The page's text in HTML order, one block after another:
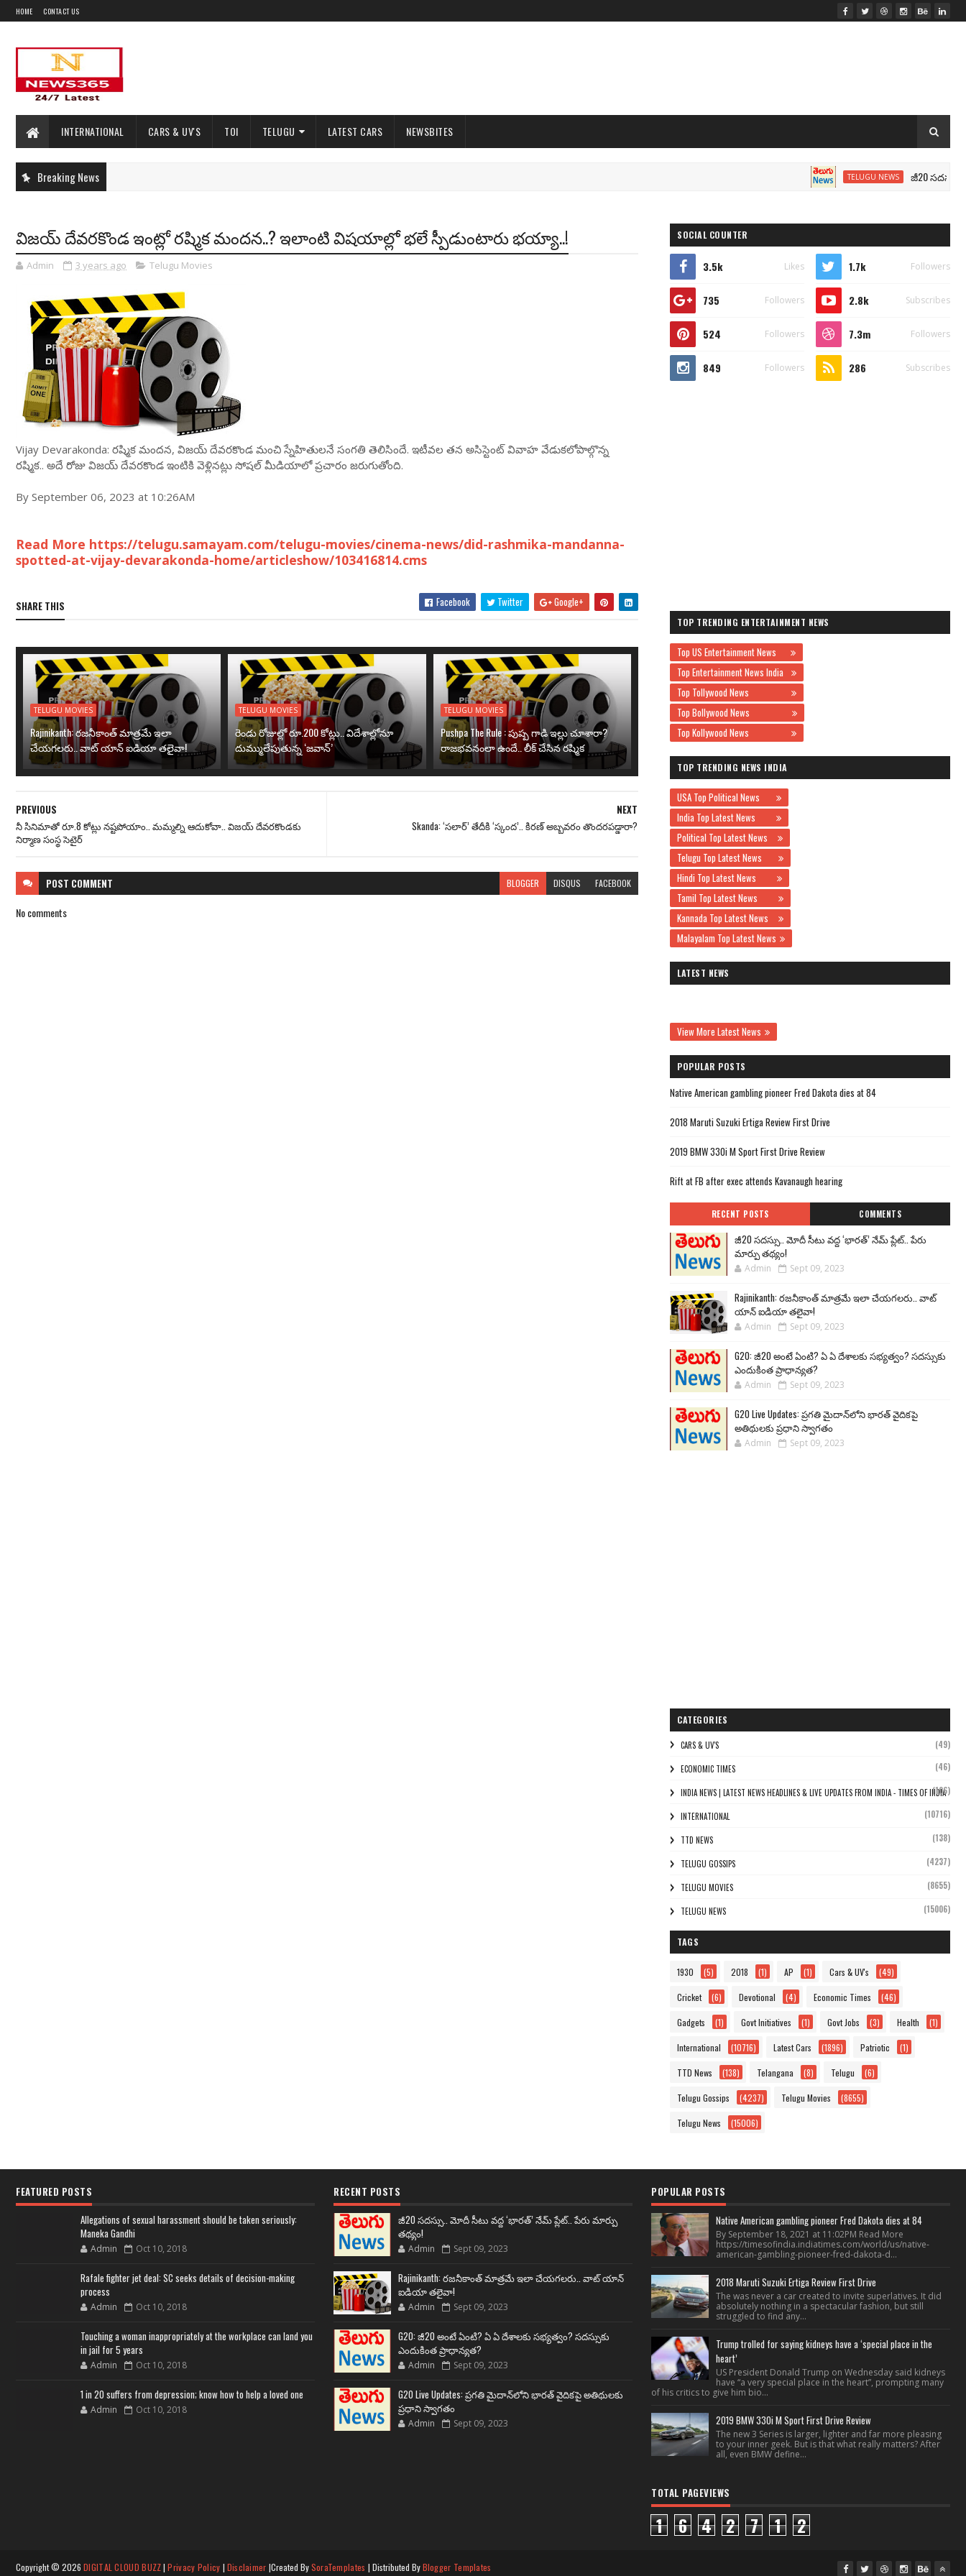
HOME CONTACT US
INTERNATIONAL CARS & UV'S TOI TELUGU LATEST CARS NEWSBITES
Breaking News TELUGU NEWS జీ20 సదస్సు.. మోదీ
విజయ్ దేవరకొండ ఇంట్లో రష్మిక మందన..? ఇలాంటి విషయాల్లో భలే స్పీడుంటారు భయ్యా..!
Admin 3 years ago Telugu Movies
Vijay Devarakonda: రష్మిక మందన, విజయ్ దేవరకొండ మంచి స్నేహితులనే సంగతి తెలిసిందే. ఇటీవల తన అసిస్టెంట్ వివాహ వేడుకలోపాల్గొన్న
రష్మిక.. అదే రోజు విజయ్ దేవరకొండ ఇంటికి వెళ్లినట్లు సోషల్ మీడియాలో ప్రచారం జరుగుతోంది.
By September 06, 2023 at 10:26AM
Read More https://telugu.samayam.com/telugu-movies/cinema-news/did-rashmika-mandanna-
spotted-at-vijay-devarakonda-home/articleshow/103416814.cms
SHARE THIS Facebook Twitter Google+
TELUGU MOVIES
Rajinikanth: రజనీకాంత్ మాత్రమే ఇలా
చేయగలరు.. వాట్ యాన్ ఐడియా తలైవా!
TELUGU MOVIES
రెండు రోజుల్లో రూ.200 కోట్లు.. విదేశాల్లోనూ
దుమ్ములేపుతున్న ‘జవాన్’
TELUGU MOVIES
Pushpa The Rule : పుష్ప గాడి ఇల్లు చూశారా?
రాజభవనంలా ఉందే.. లీక్ చేసిన రష్మిక
NEXT
Skanda: ‘సలార్’ తేదీకి ‘స్కంద’.. కిరణ్ అబ్బవరం తొందరపడ్డారా?
PREVIOUS
నీ సినిమాతో రూ.8 కోట్లు నష్టపోయాం.. మమ్మల్ని ఆదుకోవా.. విజయ్ దేవరకొండకు
నిర్మాణ సంస్థ సెటైర్
POST COMMENT BLOGGER DISQUS FACEBOOK
No comments
SOCIAL COUNTER
3.5k Likes 1.7k Followers
735 Followers 2.8k Subscribes
524 Followers 7.3m Followers
849 Followers 286 Subscribes
TOP TRENDING ENTERTAINMENT NEWS
Top US Entertainment News
Top Entertainment News India
Top Tollywood News
Top Bollywood News
Top Kollywood News
TOP TRENDING NEWS INDIA
USA Top Political News
India Top Latest News
Political Top Latest News
Telugu Top Latest News
Hindi Top Latest News
Tamil Top Latest News
Kannada Top Latest News
Malayalam Top Latest News
LATEST NEWS
View More Latest News
POPULAR POSTS
Native American gambling pioneer Fred Dakota dies at 84
2018 Maruti Suzuki Ertiga Review First Drive
2019 BMW 330i M Sport First Drive Review
Rift at FB after exec attends Kavanaugh hearing
RECENT POSTS COMMENTS
జీ20 సదస్సు.. మోదీ సీటు వద్ద ‘భారత్’ నేమ్ ప్లేట్‌.. పేరు
మార్పు తథ్యం!
Admin Sept 09, 2023
Rajinikanth: రజనీకాంత్ మాత్రమే ఇలా చేయగలరు.. వాట్
యాన్ ఐడియా తలైవా!
Admin Sept 09, 2023
G20: జీ20 అంటే ఏంటి? ఏ ఏ దేశాలకు సభ్యత్వం? సదస్సుకు
ఎందుకింత ప్రాధాన్యత?
Admin Sept 09, 2023
G20 Live Updates: ప్రగతి మైదాన్‌లోని భారత్ వైదికపై
అతిథులకు ప్రధాని స్వాగతం
Admin Sept 09, 2023
CATEGORIES
CARS & UV'S (49)
ECONOMIC TIMES (46)
INDIA NEWS | LATEST NEWS HEADLINES & LIVE UPDATES FROM INDIA - TIMES OF INDIA
(106)
INTERNATIONAL (10716)
TTD NEWS (138)
TELUGU GOSSIPS (4237)
TELUGU MOVIES (8655)
TELUGU NEWS (15006)
TAGS
1930 (5) 2018 (1) AP (1) Cars & UV's (49)
Cricket (6) Devotional (4) Economic Times (46)
Gadgets (1) Govt Initiatives (1) Govt Jobs (3) Health (1)
International (10716) Latest Cars (1896) Patriotic (1)
TTD News (138) Telangana (8) Telugu (6)
Telugu Gossips (4237) Telugu Movies (8655)
Telugu News (15006)
FEATURED POSTS
Allegations of sexual harassment should be taken seriously:
Maneka Gandhi
Admin Oct 10, 2018
Rafale fighter jet deal: SC seeks details of decision-making
process
Admin Oct 10, 2018
Touching a woman inappropriately at the workplace can land you
in jail for 5 years
Admin Oct 10, 2018
1 in 20 suffers from depression; know how to help a loved one
Admin Oct 10, 2018
RECENT POSTS
జీ20 సదస్సు.. మోదీ సీటు వద్ద ‘భారత్’ నేమ్ ప్లేట్‌.. పేరు మార్పు
తథ్యం!
Admin Sept 09, 2023
Rajinikanth: రజనీకాంత్ మాత్రమే ఇలా చేయగలరు.. వాట్ యాన్
ఐడియా తలైవా!
Admin Sept 09, 2023
G20: జీ20 అంటే ఏంటి? ఏ ఏ దేశాలకు సభ్యత్వం? సదస్సుకు
ఎందుకింత ప్రాధాన్యత?
Admin Sept 09, 2023
G20 Live Updates: ప్రగతి మైదాన్‌లోని భారత్ వైదికపై అతిథులకు
ప్రధాని స్వాగతం
Admin Sept 09, 2023
POPULAR POSTS
Native American gambling pioneer Fred Dakota dies at 84
By September 18, 2021 at 11:02PM Read More
https://timesofindia.indiatimes.com/world/us/native-
american-gambling-pioneer-fred-dakota-d...
2018 Maruti Suzuki Ertiga Review First Drive
The was never a car created to invite superlatives. It did
absolutely nothing in a spectacular fashion, but still
struggled to find any...
Trump trolled for saying kidneys have a ‘special place in the
heart’
US President Donald Trump on Wednesday said kidneys
have “a very special place in the heart”, prompting many
of his critics to give him bio...
2019 BMW 330i M Sport First Drive Review
The new 3 Series is larger, lighter and far more pleasing
to your inner geek. But is that what really matters? After
all, even BMW define...
TOTAL PAGEVIEWS
1 6 4 2 7 1 2
Copyright © 2026 DIGITAL CLOUD BUZZ|Privacy Policy | Disclaimer |Created BySoraTemplates | Distributed ByBlogger Templates